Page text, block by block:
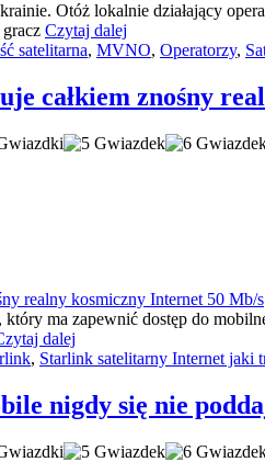
Otóż lokalnie działający
Czytaj dalej
satelitarna, MVNO, Operatorzy,
całkiem znośny
ma zapewnić dostęp do
dalej
, Starlink satelitarny Internet jaki
nigdy się nie